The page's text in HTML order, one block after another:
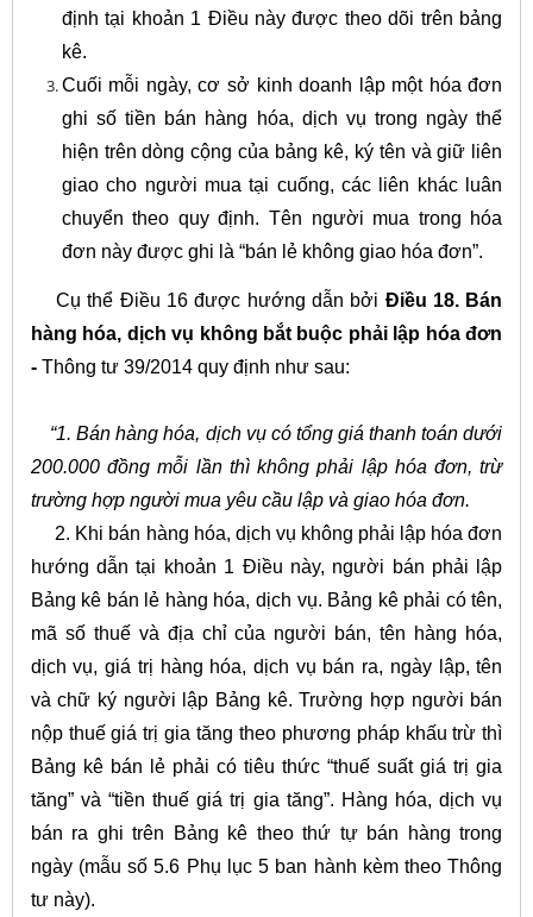
định tại khoản 1 Điều này được theo dõi trên bảng
kê.
Cuối mỗi ngày, cơ sở kinh doanh lập một hóa đơn
ghi số tiền bán hàng hóa, dịch vụ trong ngày thể
hiện trên dòng cộng của bảng kê, ký tên và giữ liên
giao cho người mua tại cuống, các liên khác luân
chuyển theo quy định. Tên người mua trong hóa
đơn này được ghi là “bán lẻ không giao hóa đơn”.
Cụ thể Điều 16 được hướng dẫn bởi Điều 18. Bán
hàng hóa, dịch vụ không bắt buộc phải lập hóa đơn
- Thông tư 39/2014 quy định như sau:
“1. Bán hàng hóa, dịch vụ có tổng giá thanh toán dưới
200.000 đồng mỗi lần thì không phải lập hóa đơn, trừ
trường hợp người mua yêu cầu lập và giao hóa đơn.
2. Khi bán hàng hóa, dịch vụ không phải lập hóa đơn
hướng dẫn tại khoản 1 Điều này, người bán phải lập
Bảng kê bán lẻ hàng hóa, dịch vụ. Bảng kê phải có tên,
mã số thuế và địa chỉ của người bán, tên hàng hóa,
dịch vụ, giá trị hàng hóa, dịch vụ bán ra, ngày lập, tên
và chữ ký người lập Bảng kê. Trường hợp người bán
nộp thuế giá trị gia tăng theo phương pháp khấu trừ thì
Bảng kê bán lẻ phải có tiêu thức “thuế suất giá trị gia
tăng” và “tiền thuế giá trị gia tăng”. Hàng hóa, dịch vụ
bán ra ghi trên Bảng kê theo thứ tự bán hàng trong
ngày (mẫu số 5.6 Phụ lục 5 ban hành kèm theo Thông
tư này).